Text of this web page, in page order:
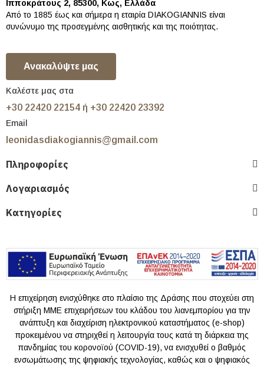
Ιπποκράτους 2, 85300, Κως, Ελλάδα
Από το 1885 έως και σήμερα η εταιρία DIAKOGIANNIS είναι
συνώνυμο της προσεγμένης αισθητικής και της ποιότητας.
Ανακαλύψτε μας
Καλέστε μας στα
+30 22420 22154 ή +30 22420 23392
Email
leonidasdiakogiannis@gmail.com
Πληροφορίες
Λογαριασμός
Κατηγορίες
Η επιχείρηση ενισχύθηκε στο πλαίσιο της Δράσης που στοχεύει στη
στήριξη ΜΜΕ επιχειρήσεων του κλάδου του λιανεμπορίου για την
ανάπτυξη και διαχείριση ηλεκτρονικού καταστήματος (e-shop)
προκειμένου να στηριχθεί η λειτουργία τους κατά τη διάρκεια της
πανδημίας του κoρονοϊού (COVID-19), να ενισχυθεί ο βαθμός
ενσωμάτωσης της ψηφιακής τεχνολογίας, καθώς και ο ψηφιακός